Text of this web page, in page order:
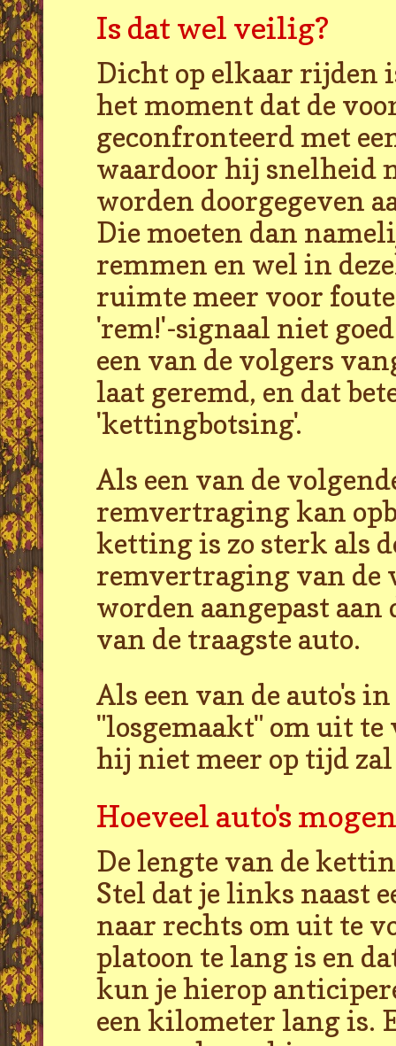
Is dat wel veilig?
Dicht op elkaar
het moment dat de
geconfronteerd met
waardoor hij snelheid
worden doorgegeven
Die moeten dan
remmen en wel in
ruimte meer voor
'rem!'-signaal niet
een van de volgers
laat geremd, en dat
'kettingbotsing'.
Als een van de
remvertraging kan
ketting is zo sterk als
remvertraging van de
worden aangepast
van de traagste auto.
Als een van de auto's
"losgemaakt" om uit te
hij niet meer op tijd
Hoeveel auto's
De lengte van de
Stel dat je links naast
naar rechts om uit te
platoon te lang is en
kun je hierop
een kilometer lang is.